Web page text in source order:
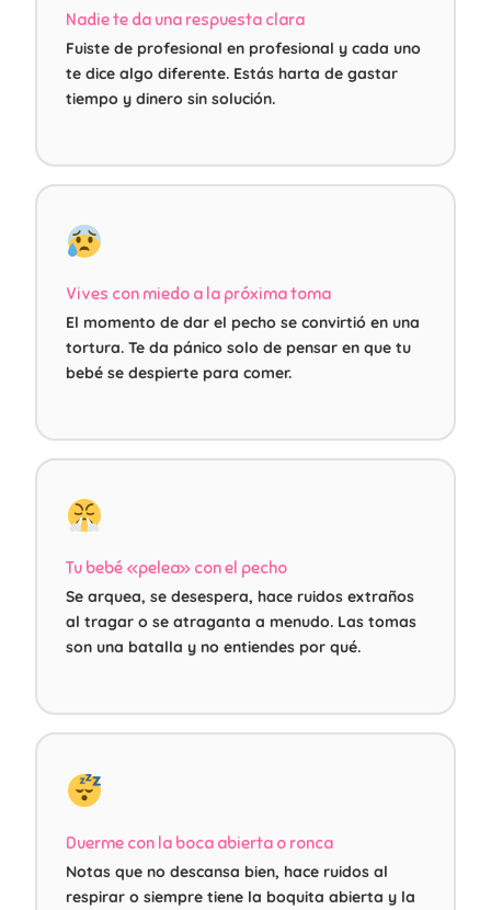
Nadie te da una respuesta clara
Fuiste de profesional en profesional y cada uno
te dice algo diferente. Estás harta de gastar
tiempo y dinero sin solución.
Vives con miedo a la próxima toma
El momento de dar el pecho se convirtió en una
tortura. Te da pánico solo de pensar en que tu
bebé se despierte para comer.
Tu bebé «pelea» con el pecho
Se arquea, se desespera, hace ruidos extraños
al tragar o se atraganta a menudo. Las tomas
son una batalla y no entiendes por qué.
Duerme con la boca abierta o ronca
Notas que no descansa bien, hace ruidos al
respirar o siempre tiene la boquita abierta y la